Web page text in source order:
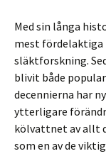
Med sin långa
mest fördelaktiga
släktforskning.
blivit både
decennierna har
ytterligare
kölvattnet av allt
som en av de